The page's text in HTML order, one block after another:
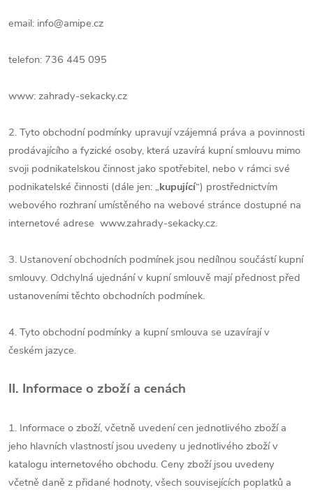
email: info@amipe.cz
telefon: 736 445 095
www: zahrady-sekacky.cz
2. Tyto obchodní podmínky upravují vzájemná práva a povinnosti
prodávajícího a fyzické osoby, která uzavírá kupní smlouvu mimo
svoji podnikatelskou činnost jako spotřebitel, nebo v rámci své
podnikatelské činnosti (dále jen: „kupující“) prostřednictvím
webového rozhraní umístěného na webové stránce dostupné na
internetové adrese www.zahrady-sekacky.cz.
3. Ustanovení obchodních podmínek jsou nedílnou součástí kupní
smlouvy. Odchylná ujednání v kupní smlouvě mají přednost před
ustanoveními těchto obchodních podmínek.
4. Tyto obchodní podmínky a kupní smlouva se uzavírají v
českém jazyce.
II. Informace o zboží a cenách
1. Informace o zboží, včetně uvedení cen jednotlivého zboží a
jeho hlavních vlastností jsou uvedeny u jednotlivého zboží v
katalogu internetového obchodu. Ceny zboží jsou uvedeny
včetně daně z přidané hodnoty, všech souvisejících poplatků a